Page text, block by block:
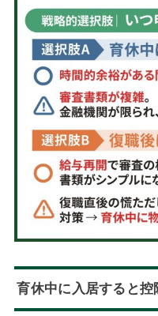
育休中に入居すると